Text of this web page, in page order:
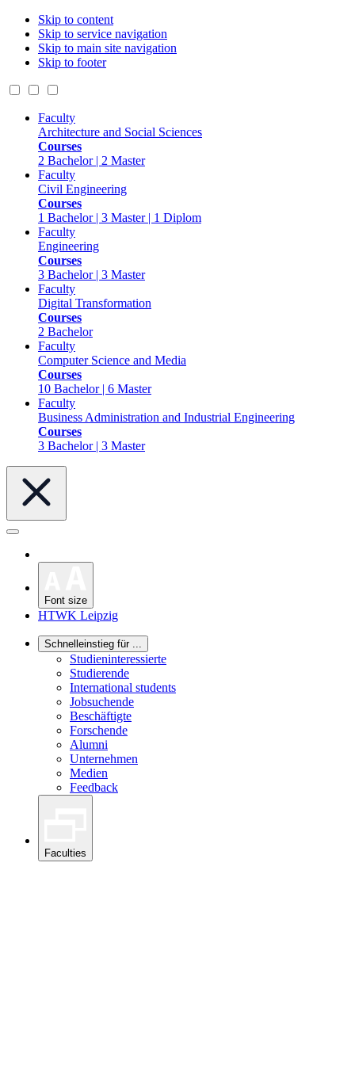
Skip to content
Skip to service navigation
Skip to main site navigation
Skip to footer
Faculty
Architecture and Social Sciences
Courses
2 Bachelor | 2 Master
Faculty
Civil Engineering
Courses
1 Bachelor | 3 Master | 1 Diplom
Faculty
Engineering
Courses
3 Bachelor | 3 Master
Faculty
Digital Transformation
Courses
2 Bachelor
Faculty
Computer Science and Media
Courses
10 Bachelor | 6 Master
Faculty
Business Administration and Industrial Engineering
Courses
3 Bachelor | 3 Master
Font size
HTWK Leipzig
Schnelleinstieg für ...
Studieninteressierte
Studierende
International students
Jobsuchende
Beschäftigte
Forschende
Alumni
Unternehmen
Medien
Feedback
Faculties